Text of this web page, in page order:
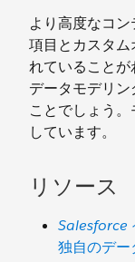
より高度なコ
項目とカスタ
れていること
データモデリ
ことでしょう
しています。
リソース
Salesforce
独自のデ